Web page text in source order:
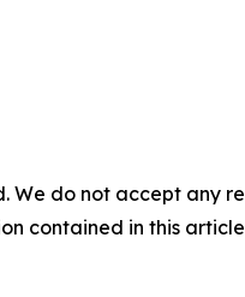
We do not accept any
contained in this